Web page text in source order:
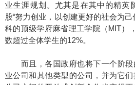
业生涯规划。尤其是在其中的精英
股“努力创业，以创建更好的社会为
科的顶级学府麻省理工学院（MIT）
数超过全体学生的12%。
而且，各国政府也将下一个阶段
业公司和其他类型的公司，并为它们